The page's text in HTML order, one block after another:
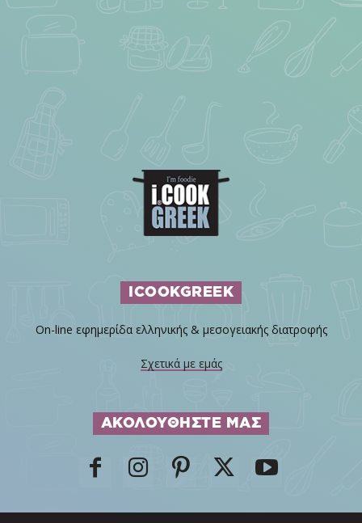
ICOOKGREEK
On-line εφημερίδα ελληνικής & μεσογειακής διατροφής
Σχετικά με εμάς
ΑΚΟΛΟΥΘΗΣΤΕ ΜΑΣ